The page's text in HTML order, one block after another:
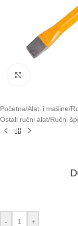
Početna/Alati i mašine/
Ostali ručni alat/Ručni
- +